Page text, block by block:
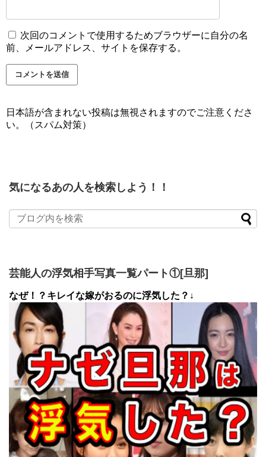
次回のコメントで使用するためブラウザーに自分の名
前、メールアドレス、サイトを保存する。
日本語が含まれない投稿は無視されますのでご注意くださ
い。（スパム対策）
気になるあの人を検索しよう！！
芸能人の浮気相手写真一覧パート①[旦那]
なぜ！？キレイな嫁がおるのに浮気した？↓